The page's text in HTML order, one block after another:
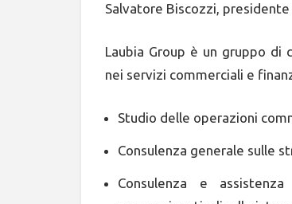
Salvatore Biscozzi, presidente
Laubia Group è un gruppo di
nei servizi commerciali e
Studio delle operazioni
Consulenza generale sulle
Consulenza e